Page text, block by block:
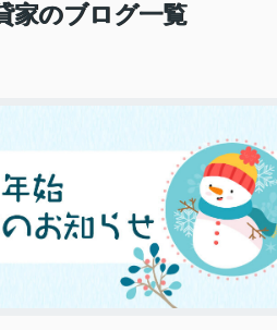
のブログ一覧